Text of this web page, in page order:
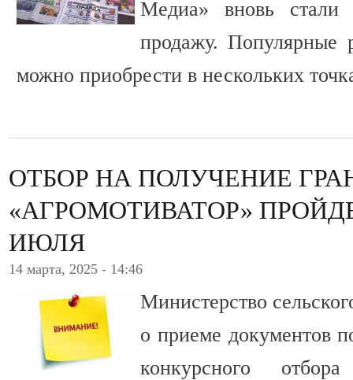
Медиа» вновь стали
продажу. Популярные
можно приобрести в нескольких
ОТБОР НА ПОЛУЧЕНИЕ
«АГРОМОТИВАТОР»
ИЮЛЯ
14 марта, 2025 - 14:46
Министерство
о приеме документов
конкурсного